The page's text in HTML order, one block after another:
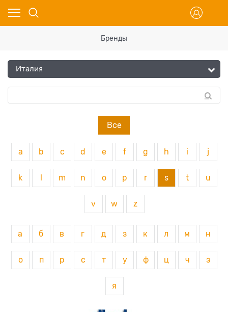
Бренды
Все
a b c d e f g h i j
k m n o p r s t u
v w z
а б в г д з к л м н
о п р с т у ф ц ч э
я